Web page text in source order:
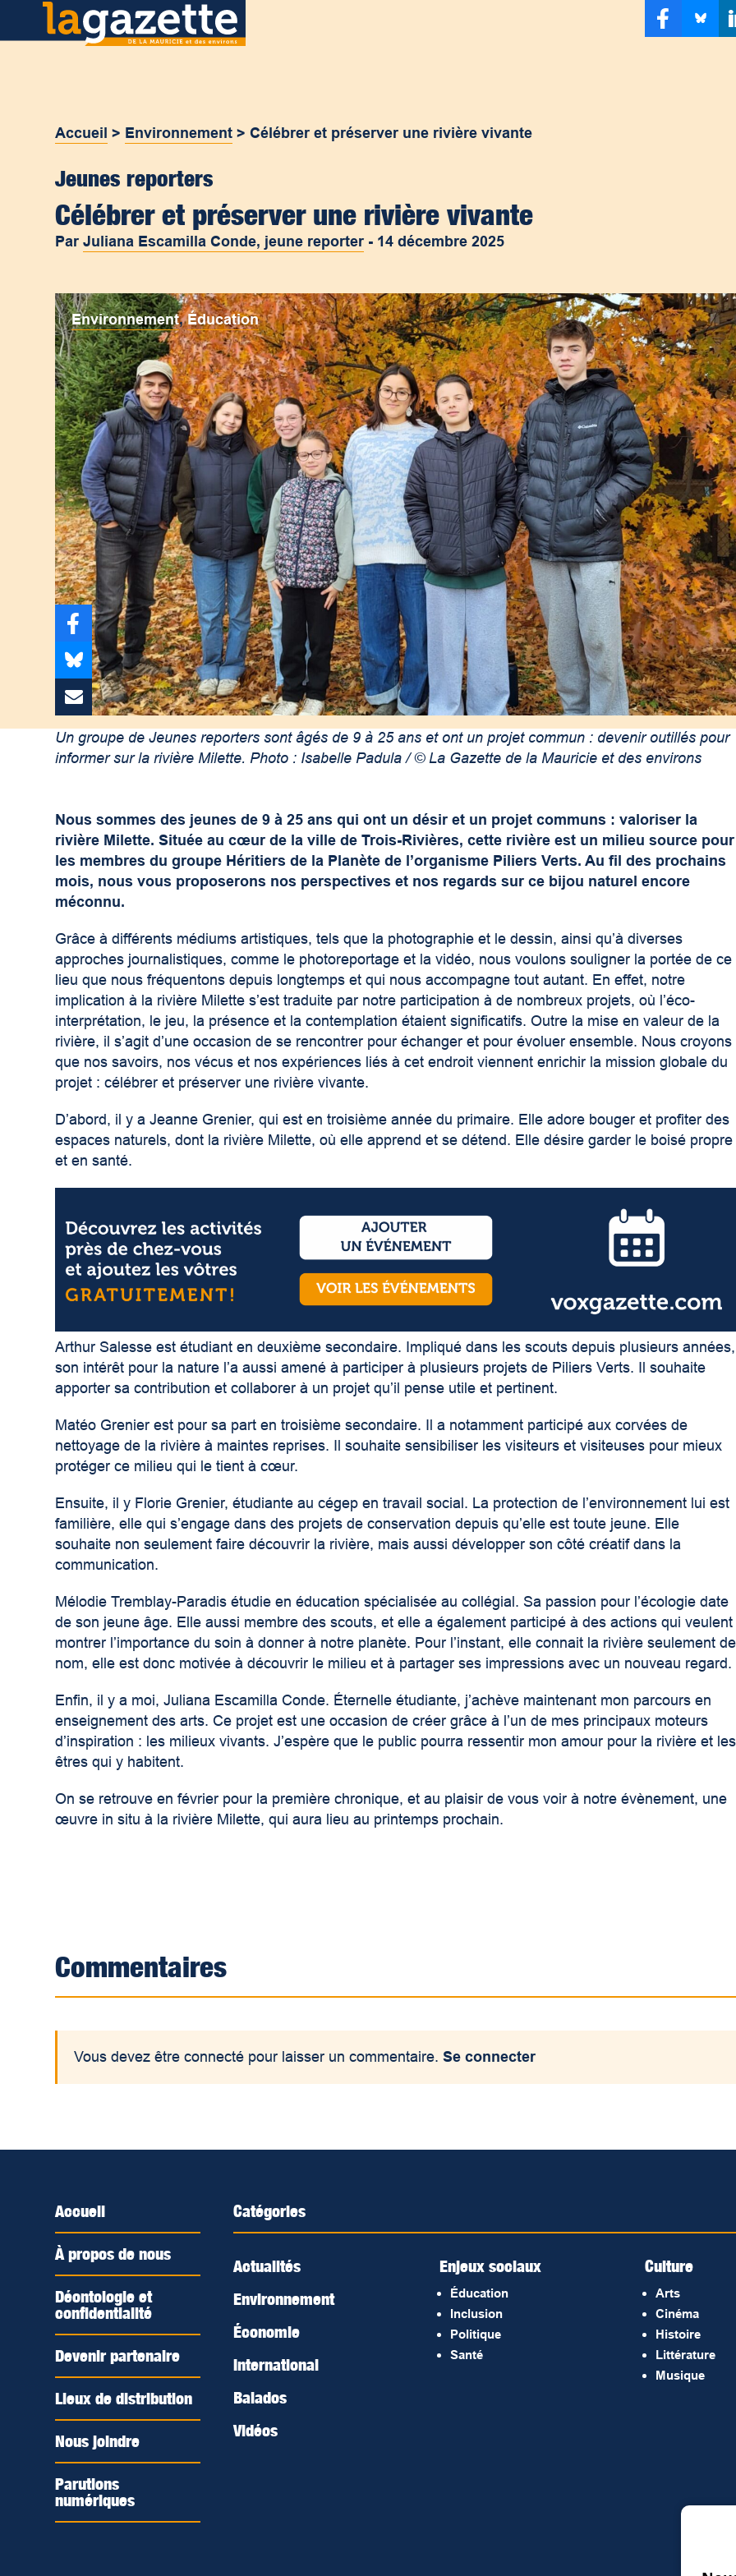
Accueil > Environnement >Célébrer et préserver une rivière vivante
Jeunes reporters
Célébrer et préserver une rivière vivante
ParJuliana Escamilla Conde, jeune reporter - 14 décembre 2025
Environnement,Éducation
Un groupe de Jeunes reporters sont âgés de 9 à 25 ans et ont un projet commun : devenir outillés pour
informer sur la rivière Milette. Photo : Isabelle Padula / © La Gazette de la Mauricie et des environs
Nous sommes des jeunes de 9 à 25 ans qui ont un désir et un projet communs : valoriser la
rivière Milette. Située au cœur de la ville de Trois-Rivières, cette rivière est un milieu source pour
les membres du groupe Héritiers de la Planète de l’organisme Piliers Verts. Au fil des prochains
mois, nous vous proposerons nos perspectives et nos regards sur ce bijou naturel encore
méconnu.
Grâce à différents médiums artistiques, tels que la photographie et le dessin, ainsi qu’à diverses
approches journalistiques, comme le photoreportage et la vidéo, nous voulons souligner la portée de ce
lieu que nous fréquentons depuis longtemps et qui nous accompagne tout autant. En effet, notre
implication à la rivière Milette s’est traduite par notre participation à de nombreux projets, où l’éco-
interprétation, le jeu, la présence et la contemplation étaient significatifs. Outre la mise en valeur de la
rivière, il s’agit d’une occasion de se rencontrer pour échanger et pour évoluer ensemble. Nous croyons
que nos savoirs, nos vécus et nos expériences liés à cet endroit viennent enrichir la mission globale du
projet : célébrer et préserver une rivière vivante.
D’abord, il y aJeanne Grenier, qui est en troisième année du primaire. Elle adore bouger et profiter des
espaces naturels, dont la rivière Milette, où elle apprend et se détend. Elle désire garder le boisé propre
et en santé.
Arthur Salesse est étudiant en deuxième secondaire. Impliqué dans les scouts depuis plusieurs années,
son intérêt pour la nature l’a aussi amené à participer à plusieurs projets de Piliers Verts. Il souhaite
apporter sa contribution et collaborer à un projet qu’il pense utile et pertinent.
Matéo Grenier est pour sa part en troisième secondaire. Il a notamment participé aux corvées de
nettoyage de la rivière à maintes reprises. Il souhaite sensibiliser les visiteurs et visiteuses pour mieux
protéger ce milieu qui le tient à cœur.
Ensuite, il y Florie Grenier, étudiante au cégep en travail social. La protection de l’environnement lui est
familière, elle qui s’engage dans des projets de conservation depuis qu’elle est toute jeune. Elle
souhaite non seulement faire découvrir la rivière, mais aussi développer son côté créatif dans la
communication.
Mélodie Tremblay-Paradis étudie en éducation spécialisée au collégial. Sa passion pour l’écologie date
de son jeune âge. Elle aussi membre des scouts, et elle a également participé à des actions qui veulent
montrer l’importance du soin à donner à notre planète. Pour l’instant, elle connait la rivière seulement de
nom, elle est donc motivée à découvrir le milieu et à partager ses impressions avec un nouveau regard.
Enfin, il y a moi,Juliana Escamilla Conde. Éternelle étudiante, j’achève maintenant mon parcours en
enseignement des arts. Ce projet est une occasion de créer grâce à l’un de mes principaux moteurs
d’inspiration : les milieux vivants. J’espère que le public pourra ressentir mon amour pour la rivière et les
êtres qui y habitent.
On se retrouve en février pour la première chronique, et au plaisir de vous voir à notre évènement, une
œuvre in situ à la rivière Milette, qui aura lieu au printemps prochain.
Commentaires
Vous devez être connecté pour laisser un commentaire.Se connecter
Accueil
À propos de nous
Déontologie et
confidentialité
Devenir partenaire
Lieux de distribution
Nous joindre
Parutions
numériques
Catégories
Actualités
Environnement
Économie
International
Balados
Vidéos
Enjeux sociaux
Éducation
Inclusion
Politique
Santé
Culture
Arts
Cinéma
Histoire
Littérature
Musique